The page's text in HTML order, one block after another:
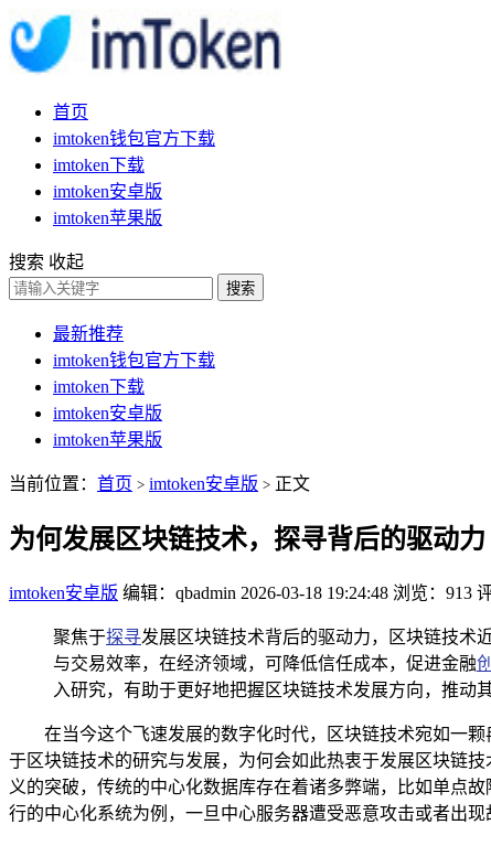
首页
imtoken钱包官方下载
imtoken下载
imtoken安卓版
imtoken苹果版
搜索 收起
搜索
最新推荐
imtoken钱包官方下载
imtoken下载
imtoken安卓版
imtoken苹果版
当前位置： 首页 > imtoken安卓版 > 正文
为何发展区块链技术，探寻背后的驱动力
imtoken安卓版 编辑：qbadmin 2026-03-18 19:24:48 浏览：913
聚焦于探寻发展区块链技术背后的驱动力，区块链技术
与交易效率，在经济领域，可降低信任成本，促进金融
入研究，有助于更好地把握区块链技术发展方向，推动
在当今这个飞速发展的数字化时代，区块链技术宛如一
于区块链技术的研究与发展，为何会如此热衷于发展区块链
义的突破，传统的中心化数据库存在着诸多弊端，比如单点
行的中心化系统为例，一旦中心服务器遭受恶意攻击或者出